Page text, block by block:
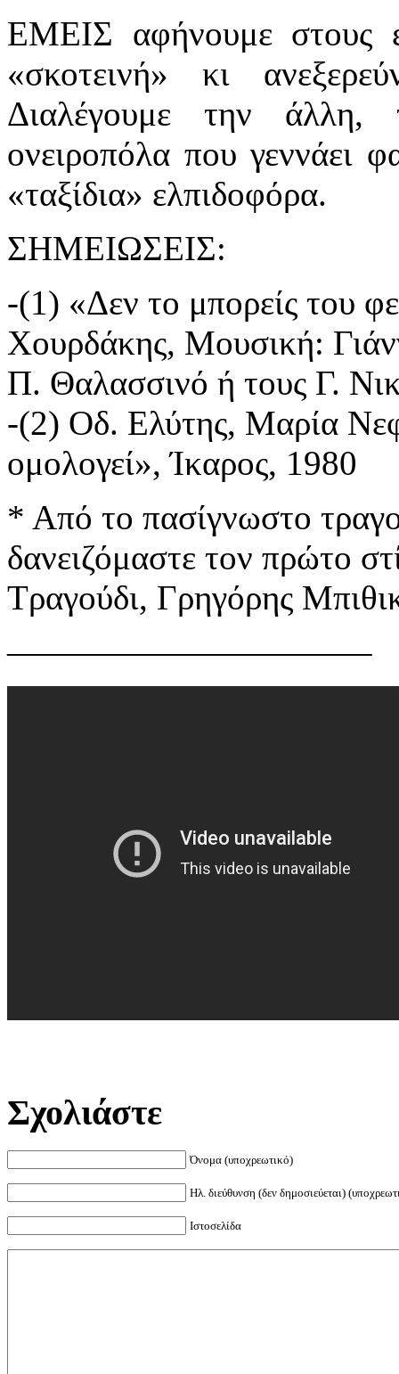
ΕΜΕΙΣ αφήνουμε στους
«σκοτεινή» κι
Διαλέγουμε την
ονειροπόλα που γεννάει
«ταξίδια» ελπιδοφόρα.
ΣΗΜΕΙΩΣΕΙΣ:
-(1) «Δεν το μπορείς του
Χουρδάκης, Μουσική:
Π. Θαλασσινό ή τους Γ.
-(2) Οδ. Ελύτης, Μαρία
ομολογεί», Ίκαρος, 1980
* Από το πασίγνωστο
δανειζόμαστε τον πρώτο
Τραγούδι, Γρηγόρης
——————————–
Σχολιάστε
Όνομα (υποχρεωτικό)
Ηλ. διεύθυνση (δεν δημοσιεύεται)
Ιστοσελίδα